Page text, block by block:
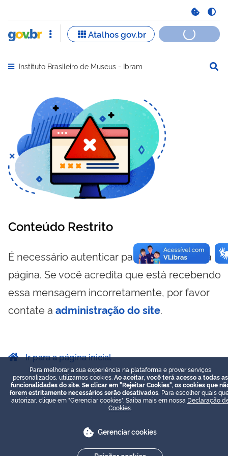
Abrir menu principal de navegação
Instituto Brasileiro de Museus - Ibram
Conteúdo Restrito
É necessário autenticar para visualizar essa
página. Se você acredita que está recebendo
essa mensagem incorretamente, por favor
contate a administração do site.
Ir para a página inicial
Para melhorar a sua experiência na plataforma e prover serviços
personalizados, utilizamos cookies. Ao aceitar, você terá acesso a todas as
funcionalidades do site. Se clicar em "Rejeitar Cookies", os cookies que
forem estritamente necessários serão desativados. Para escolher quais
autorizar, clique em "Gerenciar cookies". Saiba mais em nossa Declaração
Cookies
Gerenciar cookies